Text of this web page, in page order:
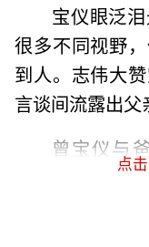
宝仪眼泛
很多不同视野
到人。志伟大
言谈间流露出父
曾宝仪与
《小燕有约》访
点